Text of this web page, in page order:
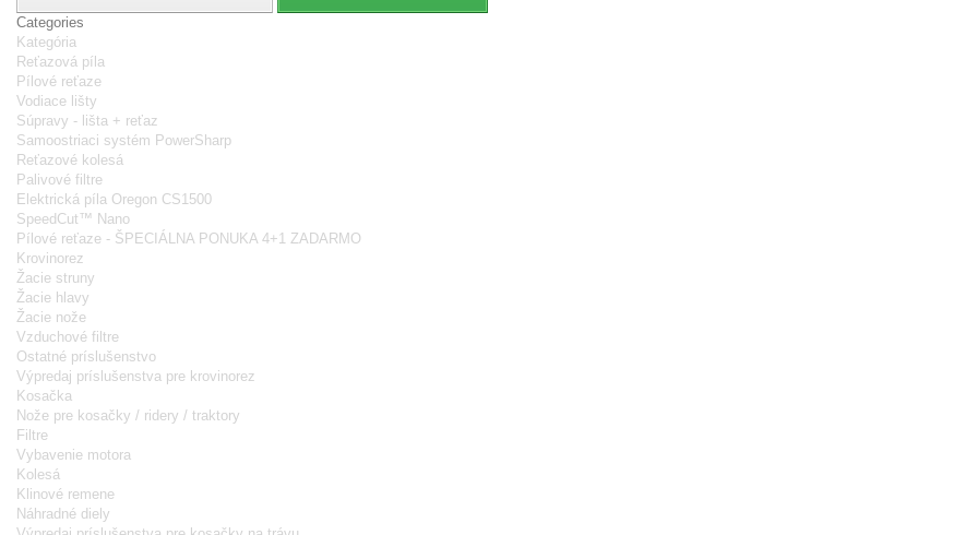
Categories
Kategória
Reťazová píla
Pílové reťaze
Vodiace lišty
Súpravy - lišta + reťaz
Samoostriaci systém PowerSharp
Reťazové kolesá
Palivové filtre
Elektrická píla Oregon CS1500
SpeedCut™ Nano
Pílové reťaze - ŠPECIÁLNA PONUKA 4+1 ZADARMO
Krovinorez
Žacie struny
Žacie hlavy
Žacie nože
Vzduchové filtre
Ostatné príslušenstvo
Výpredaj príslušenstva pre krovinorez
Kosačka
Nože pre kosačky / ridery / traktory
Filtre
Vybavenie motora
Kolesá
Klinové remene
Náhradné diely